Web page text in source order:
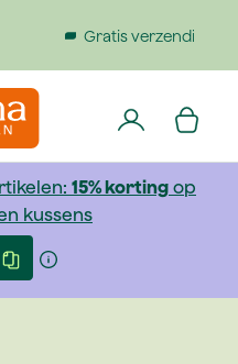
boven €199
15% korting op
kussens